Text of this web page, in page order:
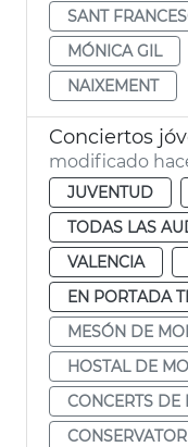
SANT
MÓNICA GIL
NAIXEMENT
modificado
JUVENTUD
TODAS LAS
VALENCIA
EN PORTADA
MESÓN DE
HOSTAL DE
CONCERTS DE